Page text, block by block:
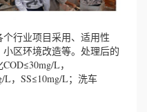
行业项目采用、适用性
区环境改造等。处理后的
L，
L，SS≤10mg/L；洗车